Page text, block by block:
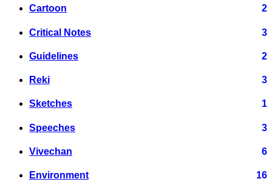
Cartoon 2
Critical Notes 3
Guidelines 2
Reki 3
Sketches 1
Speeches 3
Vivechan 6
Environment 16